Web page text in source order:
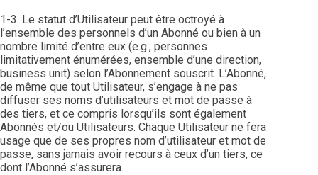
1-3. Le statut d’Utilisateur peut être octroyé à
l’ensemble des personnels d’un Abonné ou bien à un
nombre limité d’entre eux (e.g., personnes
limitativement énumérées, ensemble d’une direction,
business unit) selon l’Abonnement souscrit. L’Abonné,
de même que tout Utilisateur, s’engage à ne pas
diffuser ses noms d’utilisateurs et mot de passe à
des tiers, et ce compris lorsqu’ils sont également
Abonnés et/ou Utilisateurs. Chaque Utilisateur ne fera
usage que de ses propres nom d’utilisateur et mot de
passe, sans jamais avoir recours à ceux d’un tiers, ce
dont l’Abonné s’assurera.